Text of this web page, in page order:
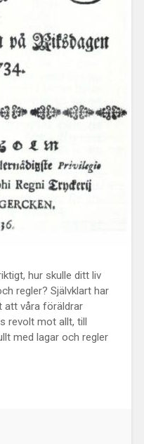
hur skulle ditt liv
regler? Självklart har
att våra föräldrar
revolt mot allt, till
med lagar och regler